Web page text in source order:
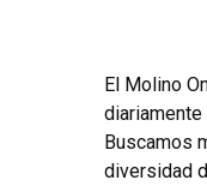
El Molino
diariamente
Buscamos
diversidad